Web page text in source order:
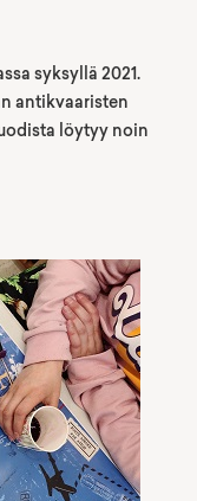
syksyllä 2021.
antikvaaristen
löytyy noin